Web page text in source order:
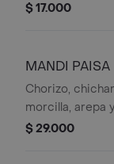
$ 17.000
MANDI PAISA
Chorizo,
morcilla, arepa
$ 29.000